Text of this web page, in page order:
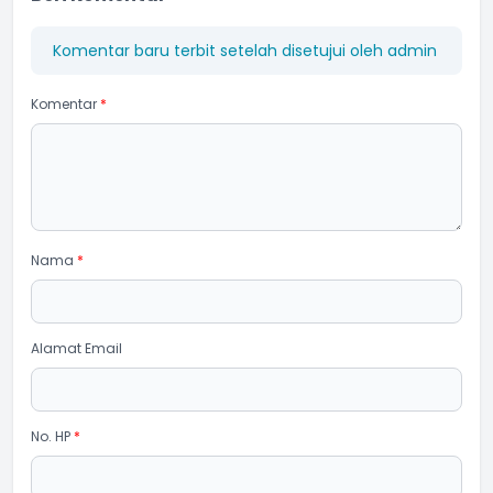
Komentar baru terbit setelah disetujui oleh admin
Komentar *
Nama *
Alamat Email
No. HP *